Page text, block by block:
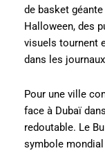
de basket
Halloween, des
visuels tournent
dans les
Pour une ville
face à Dubaï
redoutable. Le
symbole